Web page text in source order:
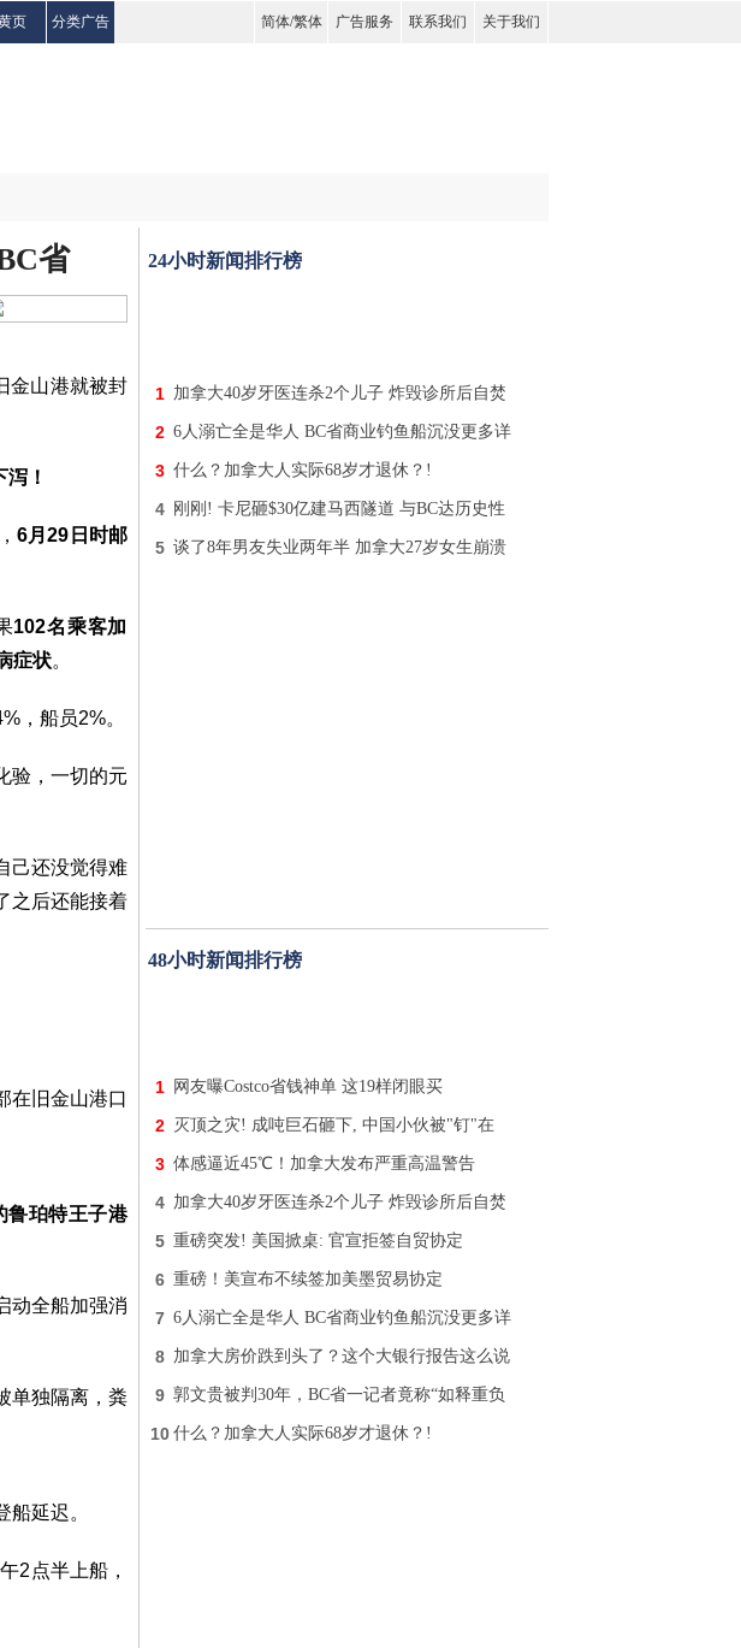
页 分类广告 简体/繁体 广告服务 联系我们 关于我们
省
金山港就被封
！
6月29日时邮
102名乘客加
症状。
，船员2%。
验，一切的元
己还没觉得难
之后还能接着
在旧金山港口
鲁珀特王子港
动全船加强消
单独隔离，粪
延迟。
2点半上船，
24小时新闻排行榜
1 加拿大40岁牙医连杀2个儿子 炸毁诊所后自焚
2 6人溺亡全是华人 BC省商业钓鱼船沉没更多详
3 什么？加拿大人实际68岁才退休？!
4 刚刚! 卡尼砸$30亿建马西隧道 与BC达历史性
5 谈了8年男友失业两年半 加拿大27岁女生崩溃
48小时新闻排行榜
1 网友曝Costco省钱神单 这19样闭眼买
2 灭顶之灾! 成吨巨石砸下, 中国小伙被"钉"在
3 体感逼近45℃！加拿大发布严重高温警告
4 加拿大40岁牙医连杀2个儿子 炸毁诊所后自焚
5 重磅突发! 美国掀桌: 官宣拒签自贸协定
6 重磅！美宣布不续签加美墨贸易协定
7 6人溺亡全是华人 BC省商业钓鱼船沉没更多详
8 加拿大房价跌到头了？这个大银行报告这么说
9 郭文贵被判30年，BC省一记者竟称“如释重负
10 什么？加拿大人实际68岁才退休？!